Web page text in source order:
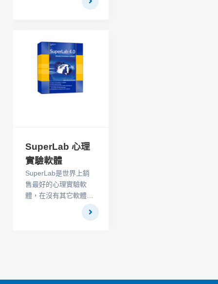
400個研究所使用，
調查和量表，信號檢驗
測量，內隱態度測驗，
以及認知、注意和記憶
等方面實驗的工具。它
具有精度高、開放式回
應、擴展性強、支援語
密，支援基於互聯網的
實驗；從架構和複雜性
來看，在Inquisit中定義
實驗對象如同編輯
HTML檔案一樣輕鬆。
SuperLab 心理
實驗軟體
SuperLab是世界上銷
售最好的心理實驗軟
體，在沒有其它軟體能
夠提供你如此方便快速
地建立實驗。如果您在